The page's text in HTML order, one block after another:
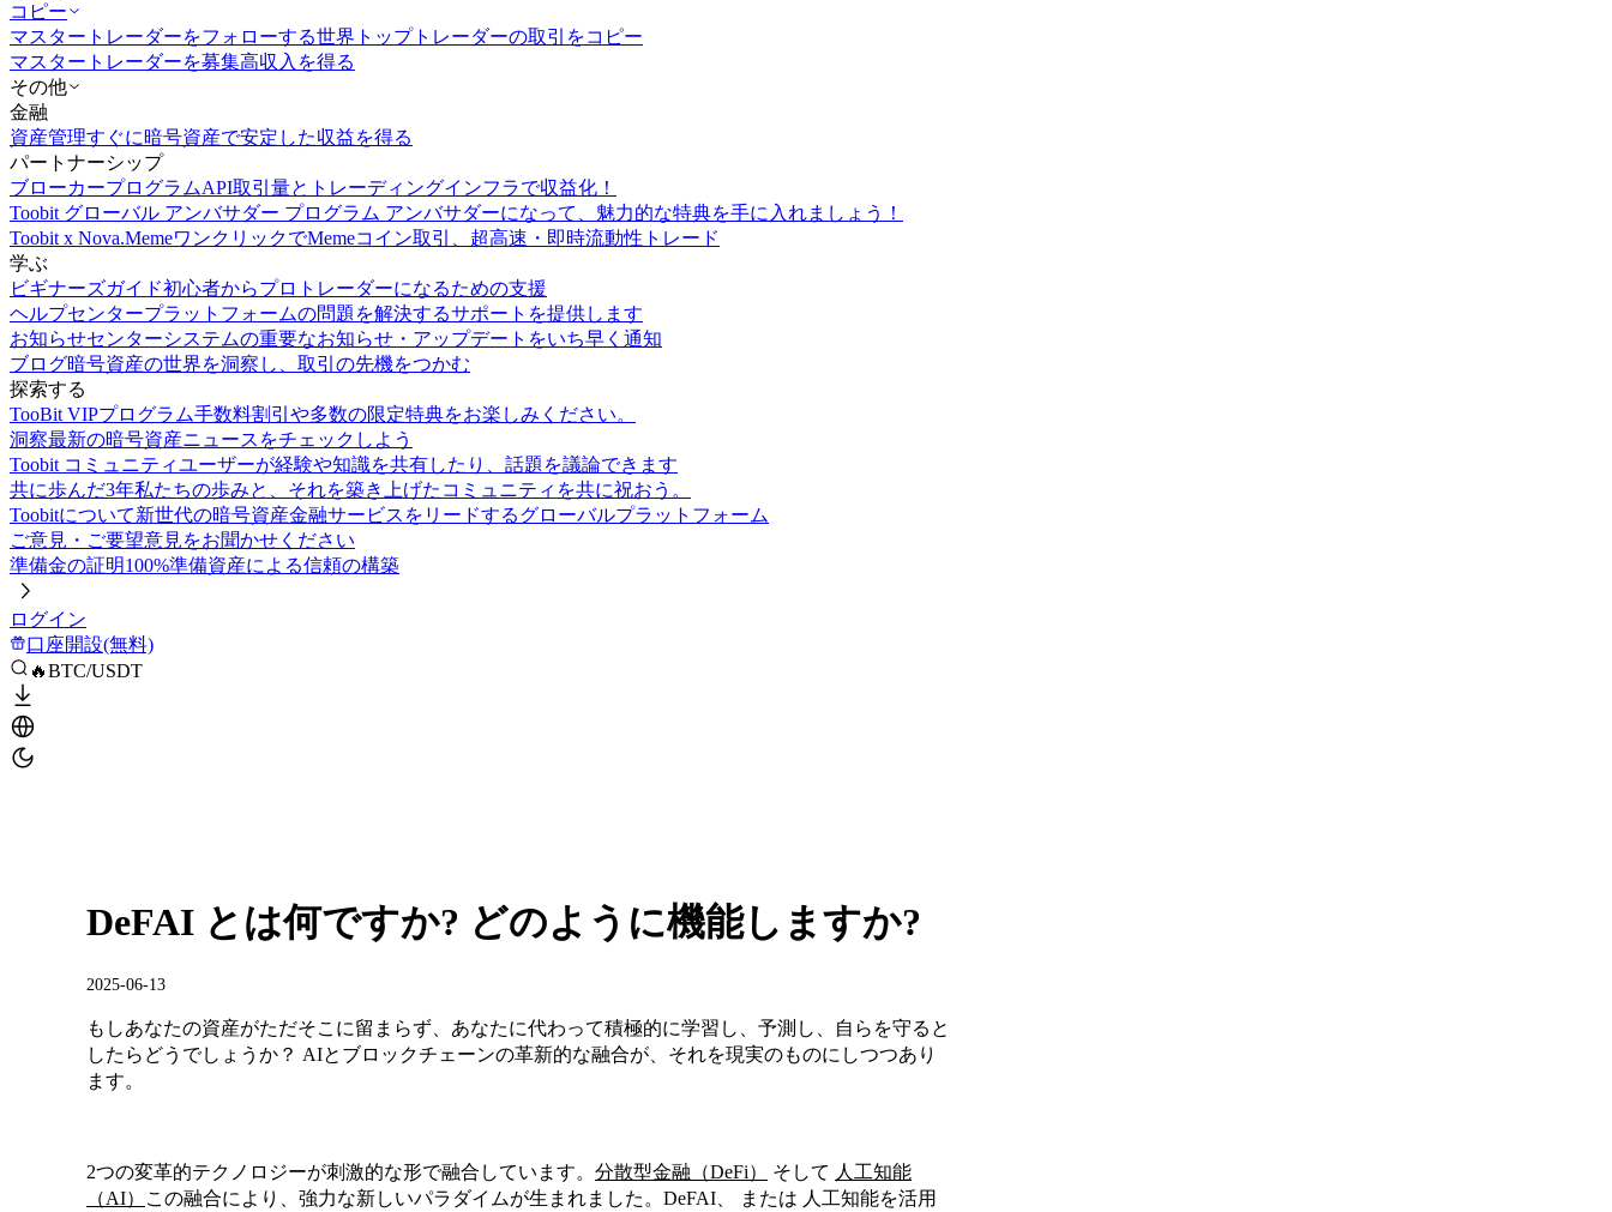
コピー
マスタートレーダーをフォローする世界トップトレーダーの取引をコピー
マスタートレーダーを募集高収入を得る
その他
金融
資産管理すぐに暗号資産で安定した収益を得る
パートナーシップ
ブローカープログラムAPI取引量とトレーディングインフラで収益化！
Toobit グローバル アンバサダー プログラム アンバサダーになって、魅力的な特典を手に入れましょう！
Toobit x Nova.MemeワンクリックでMemeコイン取引、超高速・即時流動性トレード
学ぶ
ビギナーズガイド初心者からプロトレーダーになるための支援
ヘルプセンタープラットフォームの問題を解決するサポートを提供します
お知らせセンターシステムの重要なお知らせ・アップデートをいち早く通知
ブログ暗号資産の世界を洞察し、取引の先機をつかむ
探索する
TooBit VIPプログラム手数料割引や多数の限定特典をお楽しみください。
洞察最新の暗号資産ニュースをチェックしよう
Toobit コミュニティユーザーが経験や知識を共有したり、話題を議論できます
共に歩んだ3年私たちの歩みと、それを築き上げたコミュニティを共に祝おう。
Toobitについて新世代の暗号資産金融サービスをリードするグローバルプラットフォーム
ご意見・ご要望意見をお聞かせください
準備金の証明100%準備資産による信頼の構築
ログイン
口座開設(無料)
🔥BTC/USDT
DeFAI とは何ですか? どのように機能しますか?
2025-06-13
もしあなたの資産がただそこに留まらず、あなたに代わって積極的に学習し、予測し、自らを守ると
したらどうでしょうか？ AIとブロックチェーンの革新的な融合が、それを現実のものにしつつあり
ます。
2つの変革的テクノロジーが刺激的な形で融合しています。 分散型金融（DeFi） そして 人工知能
（AI）
この融合により、強力な新しいパラダイムが生まれました。DeFAI、 または 人工知能を活用